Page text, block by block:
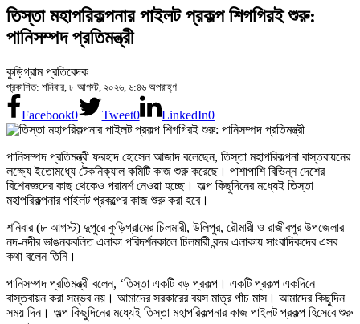
তিস্তা মহাপরিকল্পনার পাইলট প্রকল্প শিগগিরই শুরু:
পানিসম্পদ প্রতিমন্ত্রী
কুড়িগ্রাম প্রতিবেদক
প্রকাশিত: শনিবার, ৮ আগস্ট, ২০২৬, ৬:৪৬ অপরাহ্ণ
Facebook0 Tweet0 LinkedIn0
পানিসম্পদ প্রতিমন্ত্রী ফরহাদ হোসেন আজাদ বলেছেন, তিস্তা মহাপরিকল্পনা বাস্তবায়নের
লক্ষ্যে ইতোমধ্যে টেকনিক্যাল কমিটি কাজ শুরু করেছে। পাশাপাশি বিভিন্ন দেশের
বিশেষজ্ঞদের কাছ থেকেও পরামর্শ নেওয়া হচ্ছে। অল্প কিছুদিনের মধ্যেই তিস্তা
মহাপরিকল্পনার পাইলট প্রকল্পের কাজ শুরু করা হবে।
শনিবার (৮ আগস্ট) দুপুরে কুড়িগ্রামের চিলমারী, উলিপুর, রৌমারী ও রাজীবপুর উপজেলার
নদ-নদীর ভাঙনকবলিত এলাকা পরিদর্শনকালে চিলমারী বন্দর এলাকায় সাংবাদিকদের এসব
কথা বলেন তিনি।
পানিসম্পদ প্রতিমন্ত্রী বলেন, ‘তিস্তা একটি বড় প্রকল্প। একটি প্রকল্প একদিনে
বাস্তবায়ন করা সম্ভব নয়। আমাদের সরকারের বয়স মাত্র পাঁচ মাস। আমাদের কিছুদিন
সময় দিন। অল্প কিছুদিনের মধ্যেই তিস্তা মহাপরিকল্পনার কাজ পাইলট প্রকল্প হিসেবে শুরু